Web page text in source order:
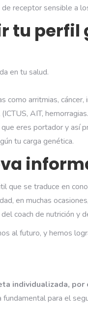
receptor sensible a
tu perfil
en tu salud.
arritmias, cáncer,
AIT,
eres portador y así
tu carga genética.
que se traduce en
en muchas
coach de nutrición y
al futuro, y hemos
individualizada,
fundamental para el